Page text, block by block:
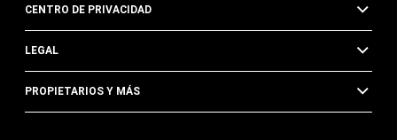
CENTRO DE PRIVACIDAD
LEGAL
PROPIETARIOS Y MÁS